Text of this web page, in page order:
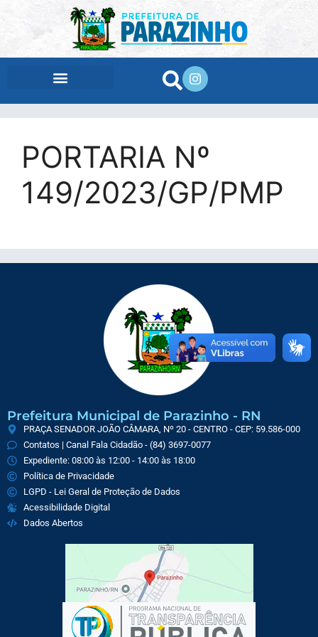
PORTARIA Nº
149/2023/GP/PMP
Prefeitura Municipal de Parazinho - RN
PRAÇA SENADOR JOÃO CÂMARA, Nº 20 - CENTRO - CEP: 59.586-000
Contatos | Canal Fala Cidadão - (84) 3697-0077
Expediente: 08:00 às 12:00 - 14:00 às 18:00
Política de Privacidade
LGPD - Lei Geral de Proteção de Dados
Acessibilidade Digital
Dados Abertos